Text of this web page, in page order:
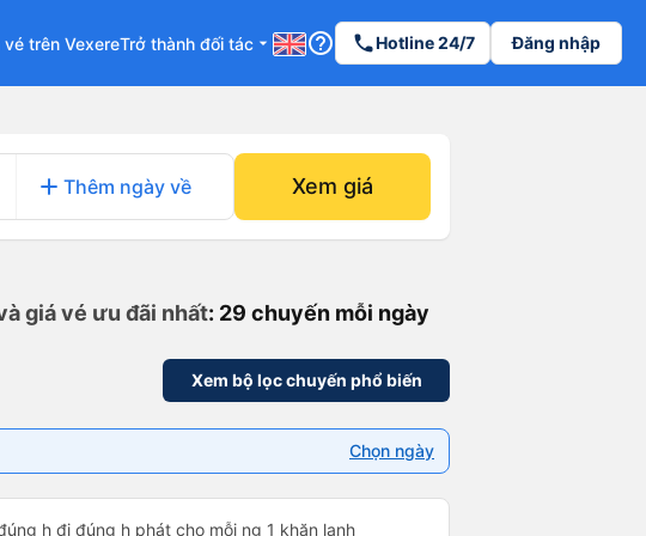
trên VexereTrở thành đối tác arrow_drop_down help_outline phoneHotline 24/7 Đăng nhập
add Thêm ngày về Xem giá
giá vé ưu đãi nhất: 29 chuyến mỗi ngày
Xem bộ lọc chuyến phổ biến
Chọn ngày
h đi đúng h phát cho mỗi ng 1 khăn lạnh